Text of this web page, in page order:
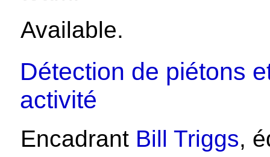
Available.
Détection de piétons
activité
Encadrant Bill Triggs,